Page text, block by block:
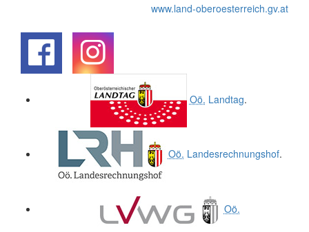
www.land-oberoesterreich.gv.at
Oö. Landtag.
Oö. Landesrechnungshof.
Oö.